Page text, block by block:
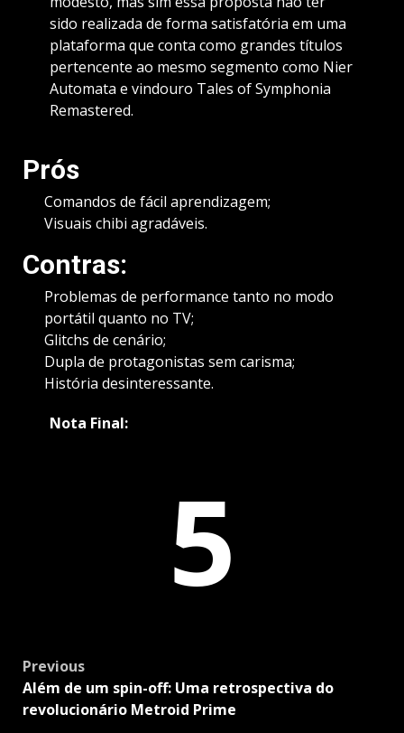
sido realizada de forma satisfatória em uma
plataforma que conta como grandes títulos
pertencente ao mesmo segmento como Nier
Automata e vindouro Tales of Symphonia
Remastered.
Prós
Comandos de fácil aprendizagem;
Visuais chibi agradáveis.
Contras:
Problemas de performance tanto no modo
portátil quanto no TV;
Glitchs de cenário;
Dupla de protagonistas sem carisma;
História desinteressante.
Nota Final:
5
Post
navigation
Previous
Além de um spin-off: Uma retrospectiva do
revolucionário Metroid Prime